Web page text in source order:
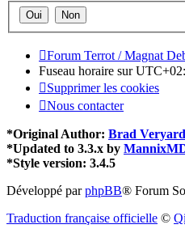
Forum Terrot / Magnat
Fuseau horaire sur
Supprimer les cookies
Nous contacter
*Original Author: Brad Veryard
*Updated to 3.3.x by
*Style version: 3.4.5
Développé parphpBB® Forum
Traduction française officielle ©